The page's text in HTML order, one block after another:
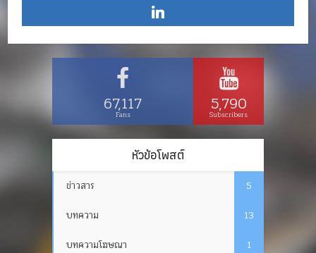
67,117
Fans 5,790
Subscribers
หัวข้อโพสต์
ข่าวสาร
5
บทความ
13
บทความโฆษณา
1